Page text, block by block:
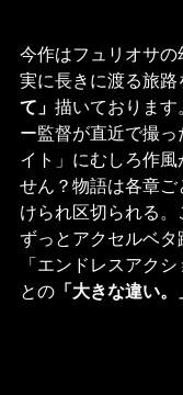
今作はフュリオサ
実に長きに渡る旅路
て」 描いております
ー監督が直近で撮
イト」にむしろ作風
せん？物語は各章
けられ区切られる
ずっとアクセルベタ
「エンドレスアク
との 「大きな違い。